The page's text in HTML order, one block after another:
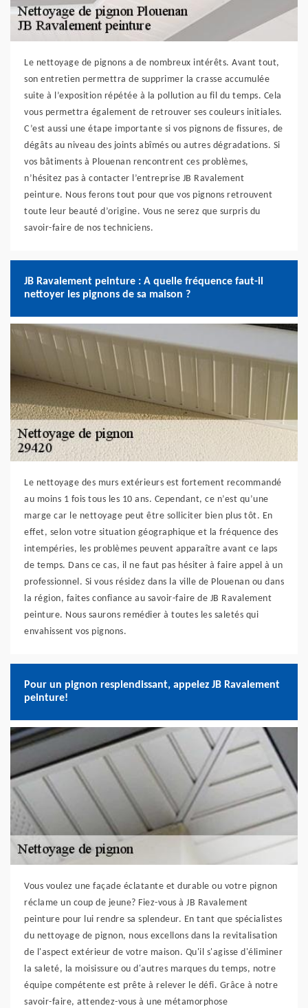
Le nettoyage de pignons a de nombreux intérêts. Avant tout,
son entretien permettra de supprimer la crasse accumulée
suite à l’exposition répétée à la pollution au fil du temps. Cela
vous permettra également de retrouver ses couleurs initiales.
C’est aussi une étape importante si vos pignons de fissures, de
dégâts au niveau des joints abîmés ou autres dégradations. Si
vos bâtiments à Plouenan rencontrent ces problèmes,
n’hésitez pas à contacter l’entreprise JB Ravalement
peinture. Nous ferons tout pour que vos pignons retrouvent
toute leur beauté d’origine. Vous ne serez que surpris du
savoir-faire de nos techniciens.
JB Ravalement peinture : A quelle fréquence faut-il
nettoyer les pignons de sa maison ?
Le nettoyage des murs extérieurs est fortement recommandé
au moins 1 fois tous les 10 ans. Cependant, ce n’est qu’une
marge car le nettoyage peut être solliciter bien plus tôt. En
effet, selon votre situation géographique et la fréquence des
intempéries, les problèmes peuvent apparaître avant ce laps
de temps. Dans ce cas, il ne faut pas hésiter à faire appel à un
professionnel. Si vous résidez dans la ville de Plouenan ou dans
la région, faites confiance au savoir-faire de JB Ravalement
peinture. Nous saurons remédier à toutes les saletés qui
envahissent vos pignons.
Pour un pignon resplendissant, appelez JB Ravalement
peinture!
Vous voulez une façade éclatante et durable ou votre pignon
réclame un coup de jeune? Fiez-vous à JB Ravalement
peinture pour lui rendre sa splendeur. En tant que spécialistes
du nettoyage de pignon, nous excellons dans la revitalisation
de l'aspect extérieur de votre maison. Qu'il s'agisse d'éliminer
la saleté, la moisissure ou d'autres marques du temps, notre
équipe compétente est prête à relever le défi. Grâce à notre
savoir-faire, attendez-vous à une métamorphose